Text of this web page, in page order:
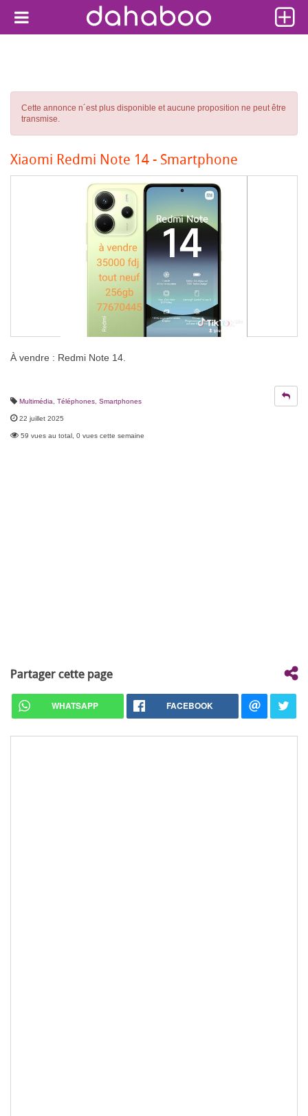
Cette annonce n´est plus disponible et aucune proposition ne peut être
transmise.
Xiaomi Redmi Note 14 - Smartphone
À vendre : Redmi Note 14.
Multimédia Téléphones, Smartphones
22 juillet 2025
59 vues au total, 0 vues cette semaine
Partager cette page
WHATSAPP FACEBOOK